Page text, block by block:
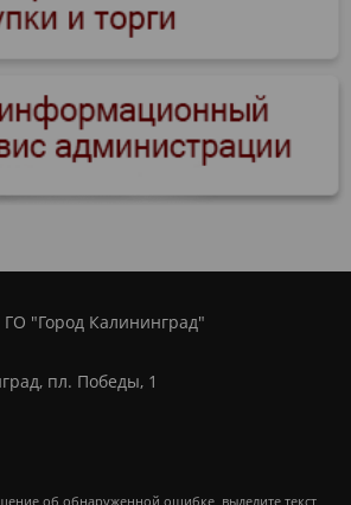
"Город Калининград"
пл. Победы, 1
об обнаруженной ошибке, выделите текст